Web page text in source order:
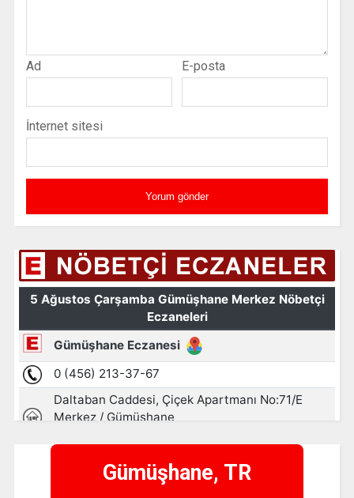
Ad E-posta
İnternet sitesi
Gümüşhane, TR